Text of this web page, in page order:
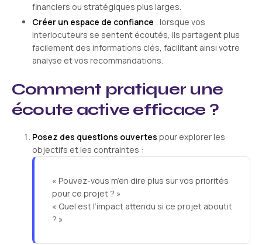
financiers ou stratégiques plus larges.
Créer un espace de confiance : lorsque vos
interlocuteurs se sentent écoutés, ils partagent plus
facilement des informations clés, facilitant ainsi votre
analyse et vos recommandations.
Comment pratiquer une
écoute active efficace ?
Posez des questions ouvertes pour explorer les
objectifs et les contraintes :
« Pouvez-vous m’en dire plus sur vos priorités
pour ce projet ? »
« Quel est l’impact attendu si ce projet aboutit
? »